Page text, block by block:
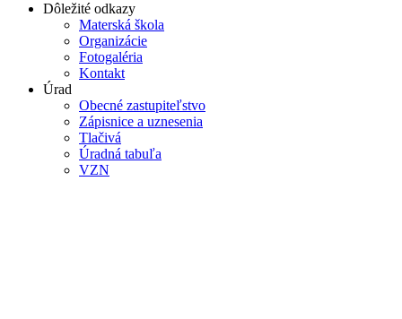
Dôležité odkazy
Materská škola
Organizácie
Fotogaléria
Kontakt
Úrad
Obecné zastupiteľstvo
Zápisnice a uznesenia
Tlačivá
Úradná tabuľa
VZN